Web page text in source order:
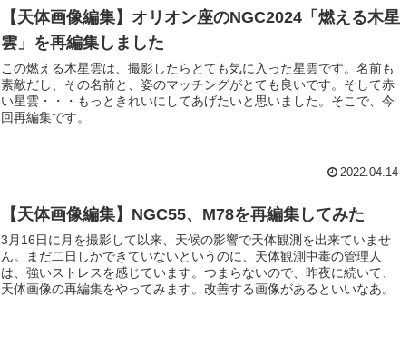
【天体画像編集】オリオン座のNGC2024「燃える木星
雲」を再編集しました
この燃える木星雲は、撮影したらとても気に入った星雲です。名前も
素敵だし、その名前と、姿のマッチングがとても良いです。そして赤
い星雲・・・もっときれいにしてあげたいと思いました。そこで、今
回再編集です。
2022.04.14
【天体画像編集】NGC55、M78を再編集してみた
3月16日に月を撮影して以来、天候の影響で天体観測を出来ていませ
ん。まだ二日しかできていないというのに、天体観測中毒の管理人
は、強いストレスを感じています。つまらないので、昨夜に続いて、
天体画像の再編集をやってみます。改善する画像があるといいなあ。